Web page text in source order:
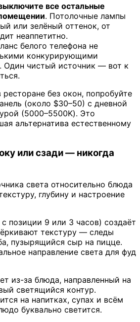
все остальные
. Потолочные лампы
или зелёный оттенок, от
неаппетитно.
белого телефона не
конкурирующими
Один чистый источник — вот к
без окон, попробуйте
(около $30–50) с дневной
(5000–5500K). Это
альтернатива естественному
или сзади — никогда
света относительно блюда
глубину и настроение
с позиции 9 или 3 часов) создаёт
текстуру — следы
пузырящийся сыр на пицце.
направление света для фуд
из-за блюда, направленный на
светящийся контур.
на напитках, супах и всём
буквально светится.